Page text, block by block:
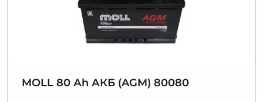
MOLL 80 Аh АКБ (AGM) 80080